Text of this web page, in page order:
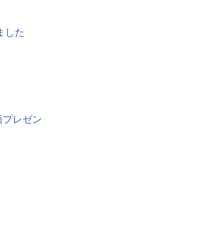
した
レゼン